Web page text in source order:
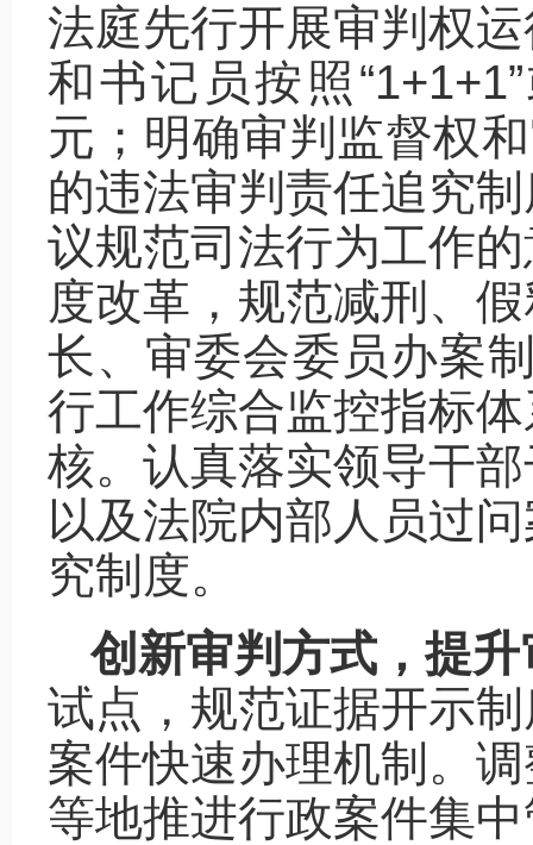
法庭先行开展审判权
和书记员按照
元；明确审判监督权
的违法审判责任追究
议规范司法行为工作
度改革，规范减刑、
长、审委会委员办案
行工作综合监控指标体
核。认真落实领导干
以及法院内部人员过
究制度。
创新审判方式，提
试点，规范证据开示
案件快速办理机制。
等地推进行政案件集